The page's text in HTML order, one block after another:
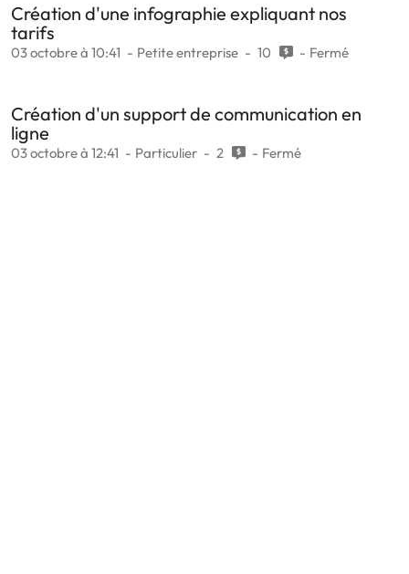
Création d'une infographie expliquant nos
tarifs
03 octobre à 10:41 Petite entreprise 10 Fermé
Création d'un support de communication en
ligne
03 octobre à 12:41 Particulier 2 Fermé